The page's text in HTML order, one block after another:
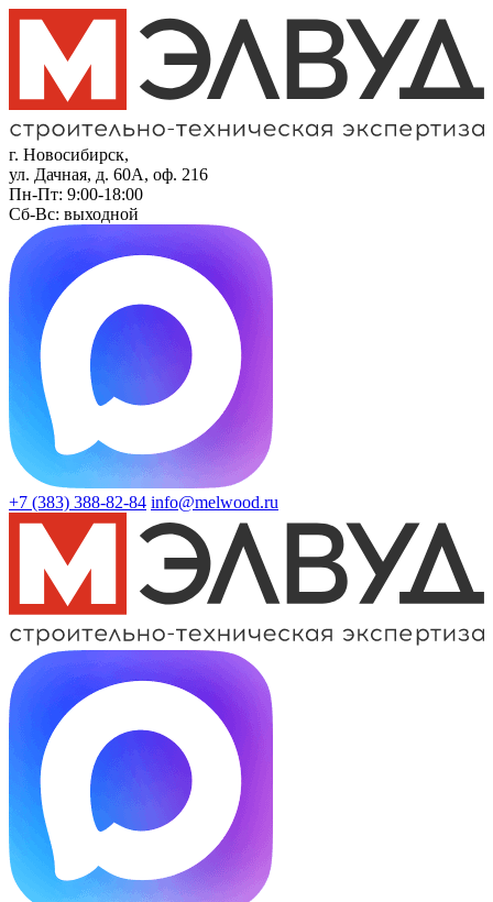
г. Новосибирск,
ул. Дачная, д. 60А, оф. 216
Пн-Пт: 9:00-18:00
Сб-Вс: выходной
+7 (383) 388-82-84 info@melwood.ru